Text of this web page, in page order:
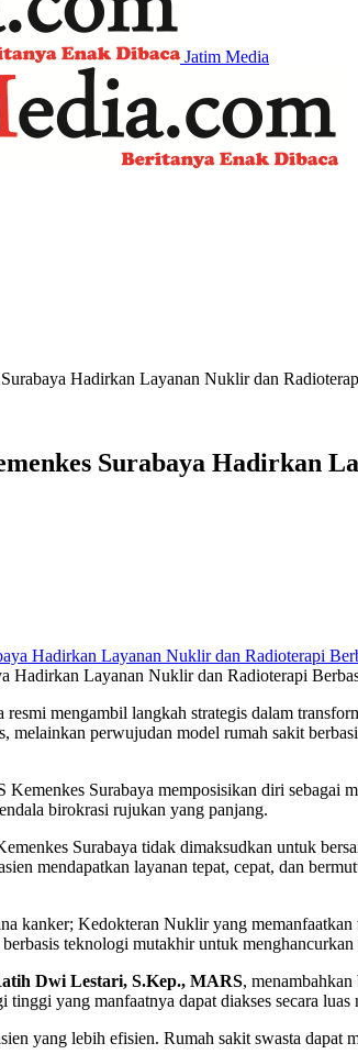
Jatim Media
Hadirkan Layanan Nuklir dan
Surabaya Hadirkan
Hadirkan Layanan Nuklir dan Radioterapi
mengambil langkah strategis dalam
melainkan perwujudan model rumah sakit
Surabaya memposisikan diri sebagai
birokrasi rujukan yang panjang.
Surabaya tidak dimaksudkan untuk
mendapatkan layanan tepat, cepat, dan
kanker; Kedokteran Nuklir yang memanfaatkan
teknologi mutakhir untuk
Dwi Lestari, S.Kep., MARS,
yang manfaatnya dapat diakses secara
yang lebih efisien. Rumah sakit swasta